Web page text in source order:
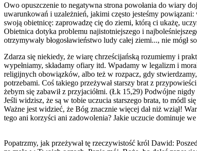
Owo opuszczenie to negatywna strona powołania do wiary
uwarunkowań i uzależnień, jakimi często jesteśmy
swoją obietnicę: zaprowadzę cię do ziemi, którą ci ukażę,
Obietnica dotyka problemu najistotniejszego i
otrzymywały błogosławieństwo ludy całej ziemi..., nie
Zdarza się niekiedy, że wiarę chrześcijańską rozumiemy i
wypełniamy, składamy ofiary itd. Wpadamy w legalizm i
religijnych obowiązków, albo też w rozpacz, gdy
potrzebami. Coś takiego przeżywał starszy brat z
żebym się zabawił z przyjaciółmi. (Łk 15,29) Podwójne
Jeśli widzisz, że są w tobie uczucia starszego brata, to módl
Ważne jest widzieć, że Bóg znacznie więcej dał niż wziął!
tego ani korzyści ani zadowolenia? Jakie uczucie dominuje
Popatrzmy, jak przeżywał tę rzeczywistość król Dawid: